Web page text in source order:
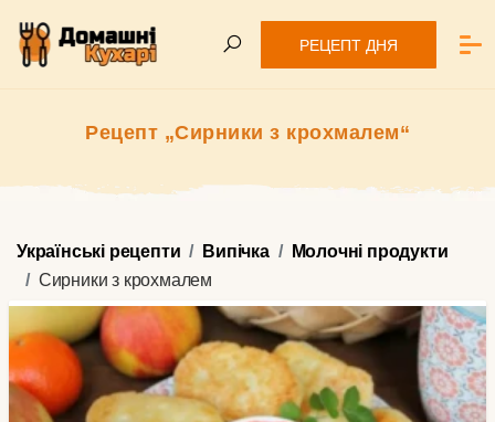
РЕЦЕПТ ДНЯ
Рецепт „Сирники з крохмалем“
Українські рецепти Випічка
Молочні продукти
Сирники з крохмалем